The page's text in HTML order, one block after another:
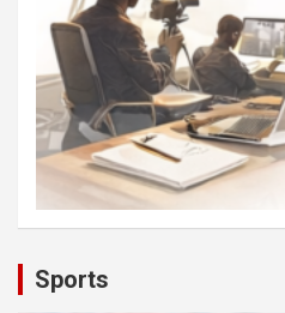
Sports